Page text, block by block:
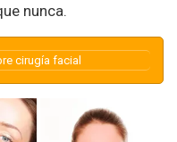
nunca.
cirugía facial